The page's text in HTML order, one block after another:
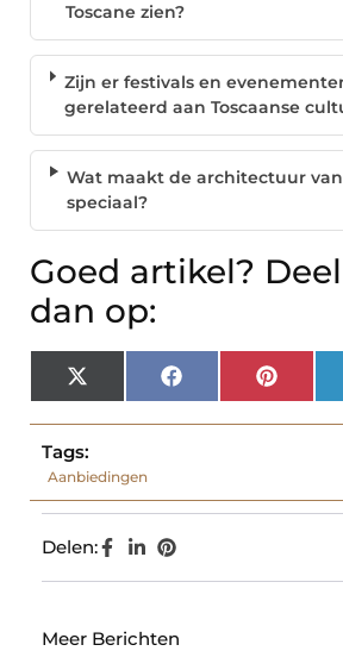
Toscane zien?
Zijn er festivals en
gerelateerd aan Toscaanse
Wat maakt de architectuur van
speciaal?
Goed artikel?
dan op:
X
(Twitter)
Facebook
Tags:
Aanbiedingen
Delen:
Meer Berichten